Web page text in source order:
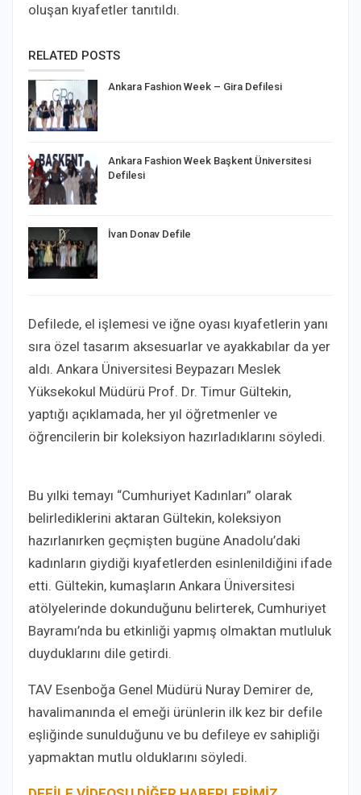
oluşan kıyafetler tanıtıldı.
RELATED POSTS
Ankara Fashion Week – Gira Defilesi
Ankara Fashion Week Başkent Üniversitesi
Defilesi
İvan Donav Defile
Defilede, el işlemesi ve iğne oyası kıyafetlerin yanı
sıra özel tasarım aksesuarlar ve ayakkabılar da yer
aldı. Ankara Üniversitesi Beypazarı Meslek
Yüksekokul Müdürü Prof. Dr. Timur Gültekin,
yaptığı açıklamada, her yıl öğretmenler ve
öğrencilerin bir koleksiyon hazırladıklarını söyledi.
Bu yılki temayı “Cumhuriyet Kadınları” olarak
belirlediklerini aktaran Gültekin, koleksiyon
hazırlanırken geçmişten bugüne Anadolu’daki
kadınların giydiği kıyafetlerden esinlenildiğini ifade
etti. Gültekin, kumaşların Ankara Üniversitesi
atölyelerinde dokunduğunu belirterek, Cumhuriyet
Bayramı’nda bu etkinliği yapmış olmaktan mutluluk
duyduklarını dile getirdi.
TAV Esenboğa Genel Müdürü Nuray Demirer de,
havalimanında el emeği ürünlerin ilk kez bir defile
eşliğinde sunulduğunu ve bu defileye ev sahipliği
yapmaktan mutlu olduklarını söyledi.